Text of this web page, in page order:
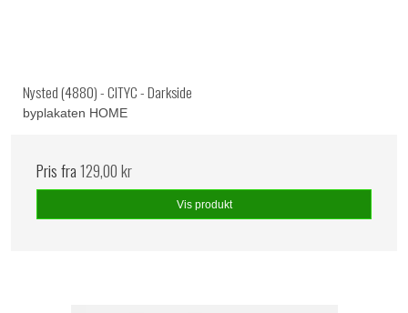
Nysted (4880) - CITYC - Darkside
byplakaten HOME
Pris fra129,00 kr
Vis produkt